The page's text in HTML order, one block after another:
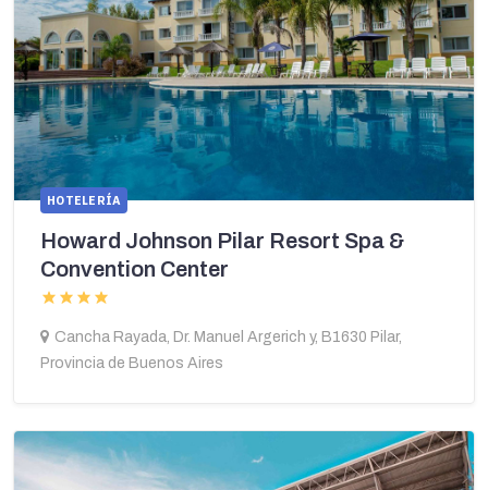
HOTELERÍA
Howard Johnson Pilar Resort Spa &
Convention Center
Cancha Rayada, Dr. Manuel Argerich y, B1630 Pilar,
Provincia de Buenos Aires